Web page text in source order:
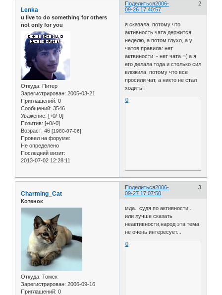
Поделиться 2
2006-
09-26 17:40:57
Lenka
u live to do something for others
not only for you
Откуда: Питер
Зарегистрирован: 2005-03-21
Приглашений: 0
Сообщений: 3546
Уважение: [+0/-0]
Позитив: [+0/-0]
Возраст: 46 [1980-07-06]
Провел на форуме:
Не определено
Последний визит:
2013-07-02 12:28:11
я сказала, потому что
активность чата держится
неделю, а потом глухо, а у
чатов правила: нет
актвиности - нет чата =( а я
его делала тода и столько сил
вложила, потому что все
просили чат, а никто не стал
ходить!
0
Поделиться 3
2006-
09-27 17:07:50
Charming_Cat
Котенок
Откуда: Томск
Зарегистрирован: 2006-09-16
Приглашений: 0
мда.. судя по активности..
или лучше сказать
неактивности,народ эта тема
не очень интересует...
0